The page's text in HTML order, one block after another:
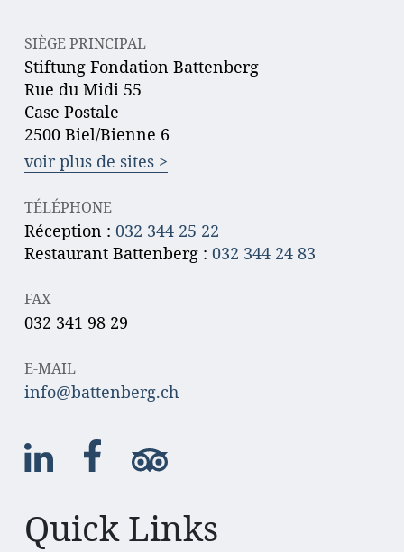
SIÈGE PRINCIPAL
Stiftung Fondation Battenberg
Rue du Midi 55
Case Postale
2500 Biel/Bienne 6
voir plus de sites >
TÉLÉPHONE
Réception : 032 344 25 22
Restaurant Battenberg : 032 344 24 83
FAX
032 341 98 29
E-MAIL
info@battenberg.ch
Quick Links